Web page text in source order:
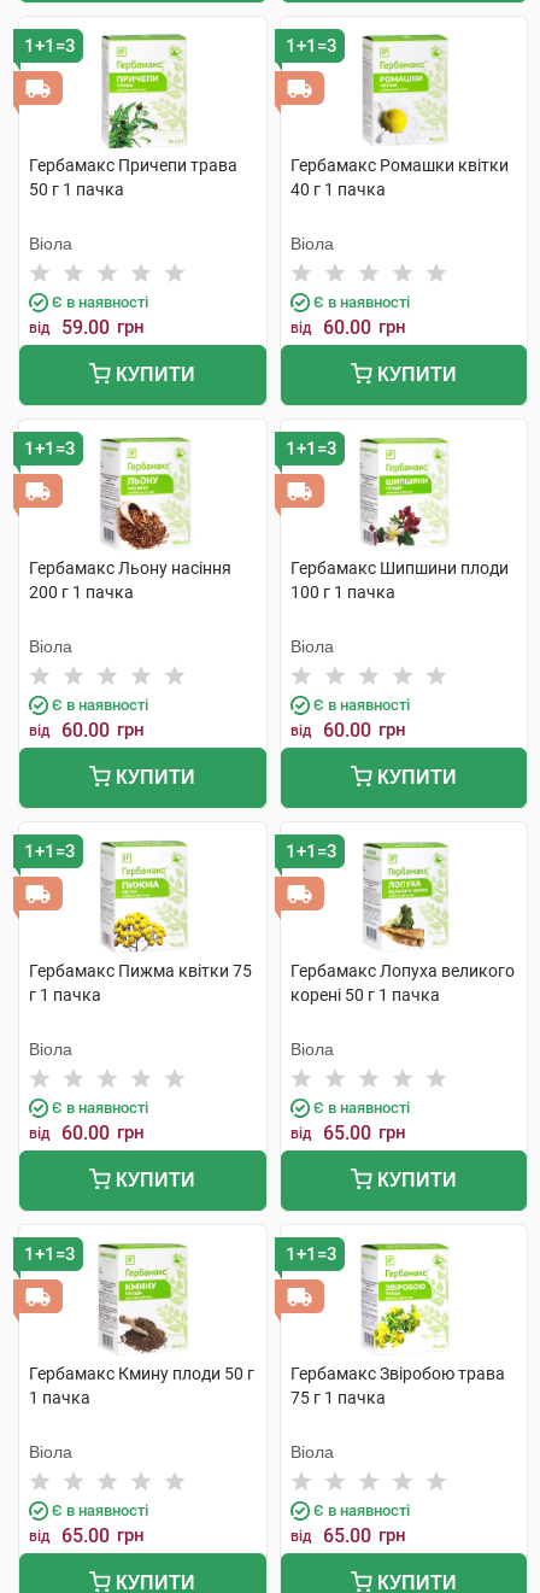
1+1=3
Гербамакс Причепи трава
50 г 1 пачка
Віола
Є в наявності
від 59.00 грн
КУПИТИ
1+1=3
Гербамакс Ромашки квітки
40 г 1 пачка
Віола
Є в наявності
від 60.00 грн
КУПИТИ
1+1=3
Гербамакс Льону насіння
200 г 1 пачка
Віола
Є в наявності
від 60.00 грн
КУПИТИ
1+1=3
Гербамакс Шипшини плоди
100 г 1 пачка
Віола
Є в наявності
від 60.00 грн
КУПИТИ
1+1=3
Гербамакс Пижма квітки 75
г 1 пачка
Віола
Є в наявності
від 60.00 грн
КУПИТИ
1+1=3
Гербамакс Лопуха великого
корені 50 г 1 пачка
Віола
Є в наявності
від 65.00 грн
КУПИТИ
1+1=3
Гербамакс Кмину плоди 50 г
1 пачка
Віола
Є в наявності
від 65.00 грн
КУПИТИ
1+1=3
Гербамакс Звіробою трава
75 г 1 пачка
Віола
Є в наявності
від 65.00 грн
КУПИТИ